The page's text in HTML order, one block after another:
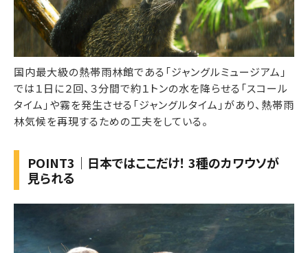
国内最大級の熱帯雨林館である「ジャングルミュージアム」
では１日に２回、３分間で約１トンの水を降らせる「スコール
タイム」や霧を発生させる「ジャングルタイム」があり、熱帯雨
林気候を再現するための工夫をしている。
POINT3｜日本ではここだけ！ 3種のカワウソが
見られる